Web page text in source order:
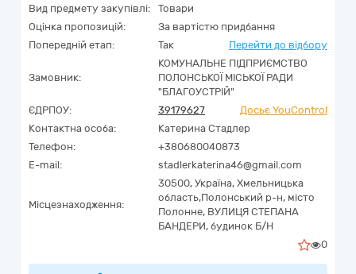
Вид предмету закупівлі:
Товари
Оцінка пропозицій:
За вартістю придбання
Попередній етап:
Так Перейти до відбору
Замовник:
КОМУНАЛЬНЕ ПІДПРИЄМСТВО
ПОЛОНСЬКОЇ МІСЬКОЇ РАДИ
"БЛАГОУСТРІЙ"
ЄДРПОУ:
39179627
Досьє YouControl
Контактна особа:
Катерина Стадлер
Телефон:
+380680040873
E-mail:
stadlerkaterina46@gmail.com
Місцезнаходження:
30500, Україна, Хмельницька
область,Полонський р-н, місто
Полонне, ВУЛИЦЯ СТЕПАНА
БАНДЕРИ, будинок Б/Н
0